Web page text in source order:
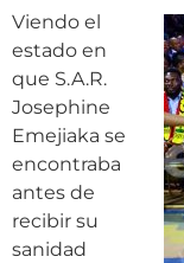
Viendo el
estado en
que S.A.R.
Josephine
Emejiaka se
encontraba
antes de
recibir su
sanidad